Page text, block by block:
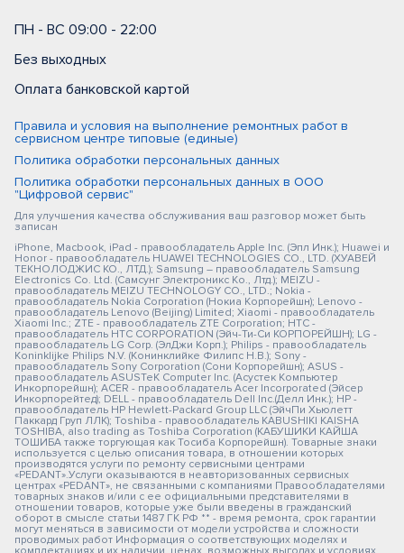
ПН - ВС 09:00 - 22:00
Без выходных
Оплата банковской картой
Правила и условия на выполнение ремонтных работ в
сервисном центре типовые (единые)
Политика обработки персональных данных
Политика обработки персональных данных в ООО
"Цифровой сервис"
Для улучшения качества обслуживания ваш разговор может быть
записан
iPhone, Macbook, iPad - правообладатель Apple Inc. (Эпл Инк.); Huawei и
Honor - правообладатель HUAWEI TECHNOLOGIES CO., LTD. (ХУАВЕЙ
ТЕКНОЛОДЖИС КО., ЛТД.); Samsung – правообладатель Samsung
Electronics Co. Ltd. (Самсунг Электроникс Ко., Лтд.); MEIZU -
правообладатель MEIZU TECHNOLOGY CO., LTD.; Nokia -
правообладатель Nokia Corporation (Нокиа Корпорейшн); Lenovo -
правообладатель Lenovo (Beijing) Limited; Xiaomi - правообладатель
Xiaomi Inc.; ZTE - правообладатель ZTE Corporation; HTC -
правообладатель HTC CORPORATION (Эйч-Ти-Си КОРПОРЕЙШН); LG -
правообладатель LG Corp. (ЭлДжи Корп.); Philips - правообладатель
Koninklijke Philips N.V. (Конинклийке Филипс Н.В.); Sony -
правообладатель Sony Corporation (Сони Корпорейшн); ASUS -
правообладатель ASUSTeK Computer Inc. (Асустек Компьютер
Инкорпорейшн); ACER - правообладатель Acer Incorporated (Эйсер
Инкорпорейтед); DELL - правообладатель Dell Inc.(Делл Инк.); HP -
правообладатель HP Hewlett-Packard Group LLC (ЭйчПи Хьюлетт
Паккард Груп ЛЛК); Toshiba - правообладатель KABUSHIKI KAISHA
TOSHIBA, also trading as Toshiba Corporation (КАБУШИКИ КАЙША
ТОШИБА также торгующая как Тосиба Корпорейшн). Товарные знаки
используется с целью описания товара, в отношении которых
производятся услуги по ремонту сервисными центрами
«PEDANT».Услуги оказываются в неавторизованных сервисных
центрах «PEDANT», не связанными с компаниями Правообладателями
товарных знаков и/или с ее официальными представителями в
отношении товаров, которые уже были введены в гражданский
оборот в смысле статьи 1487 ГК РФ ** - время ремонта, срок гарантии
могут меняться в зависимости от модели устройства и сложности
проводимых работ Информация о соответствующих моделях и